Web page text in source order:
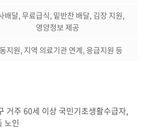
배달, 무료급식, 밑반찬 배달, 김장 지원,
영양정보 제공
지원, 지역 의료기관 연계, 응급지원 등
거주 60세 이상 국민기초생활수급자,
노인